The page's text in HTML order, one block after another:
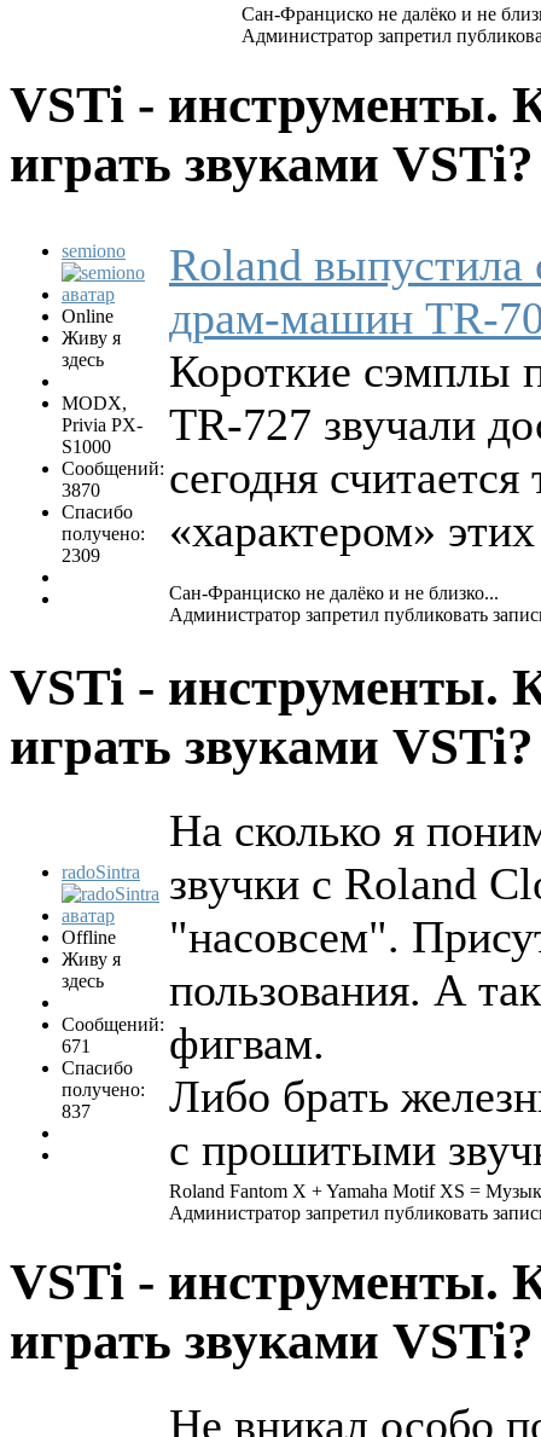
Сан-Франциско не далëко и не
Администратор запретил
VSTi - инструменты.
играть звуками
semiono
Online
Живу я
здесь
MODX,
Privia PX-
S1000
Сообщений:
3870
Спасибо
получено:
2309
Roland
драм-машин TR-
Короткие сэмплы
TR-727 звучали
сегодня
«характером»
Сан-Франциско не далëко и не близко...
Администратор запретил публиковать
VSTi - инструменты.
играть звуками
radoSintra
Offline
Живу я
здесь
Сообщений:
671
Спасибо
получено:
837
На сколько я
звучки с Roland
"насовсем".
пользования. А
фигвам.
Либо брать
с прошитыми
Roland Fantom X + Yamaha Motif XS =
Администратор запретил публиковать
VSTi - инструменты.
играть звуками
Не вникал особо